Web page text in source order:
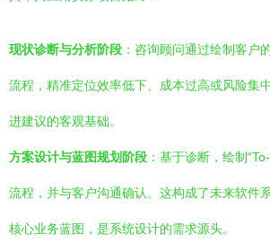
现状诊断与分析阶段 ：咨询顾问通过绘制客户
流程，精准定位效率低下、成本过高或风险集
进建议的客观基础。
方案设计与蓝图规划阶段 ：基于诊断，绘制
流程，并与客户沟通确认。这构成了未来软件
核心业务蓝图，是系统设计的需求源头。